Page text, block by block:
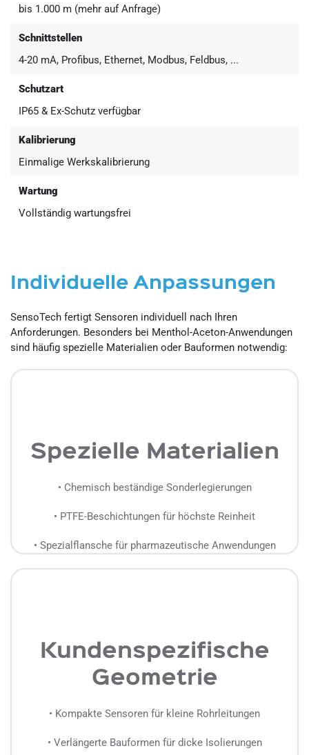
bis 1.000 m (mehr auf Anfrage)
Schnittstellen
4-20 mA, Profibus, Ethernet, Modbus, Feldbus, ...
Schutzart
IP65 & Ex-Schutz verfügbar
Kalibrierung
Einmalige Werkskalibrierung
Wartung
Vollständig wartungsfrei
Individuelle Anpassungen
SensoTech fertigt Sensoren individuell nach Ihren
Anforderungen. Besonders bei Menthol-Aceton-Anwendungen
sind häufig spezielle Materialien oder Bauformen notwendig:
Spezielle Materialien
• Chemisch beständige Sonderlegierungen
• PTFE-Beschichtungen für höchste Reinheit
• Spezialflansche für pharmazeutische Anwendungen
Kundenspezifische
Geometrie
• Kompakte Sensoren für kleine Rohrleitungen
• Verlängerte Bauformen für dicke Isolierungen